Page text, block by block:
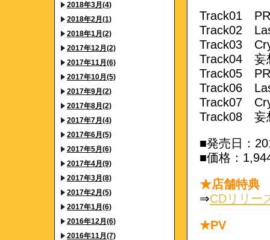
2018年3月(4)
2018年2月(1)
2018年1月(2)
2017年12月(2)
2017年11月(6)
2017年10月(5)
2017年9月(2)
2017年8月(2)
2017年7月(4)
2017年6月(5)
2017年5月(6)
2017年4月(9)
2017年3月(8)
2017年2月(5)
2017年1月(6)
2016年12月(6)
2016年11月(7)
Track01
Track02
Track03
Track04 妄
Track05
Track06
Track07
Track08 妄
■発売日：
■価格：
★店舗特典
⇒CDリリー
★PV